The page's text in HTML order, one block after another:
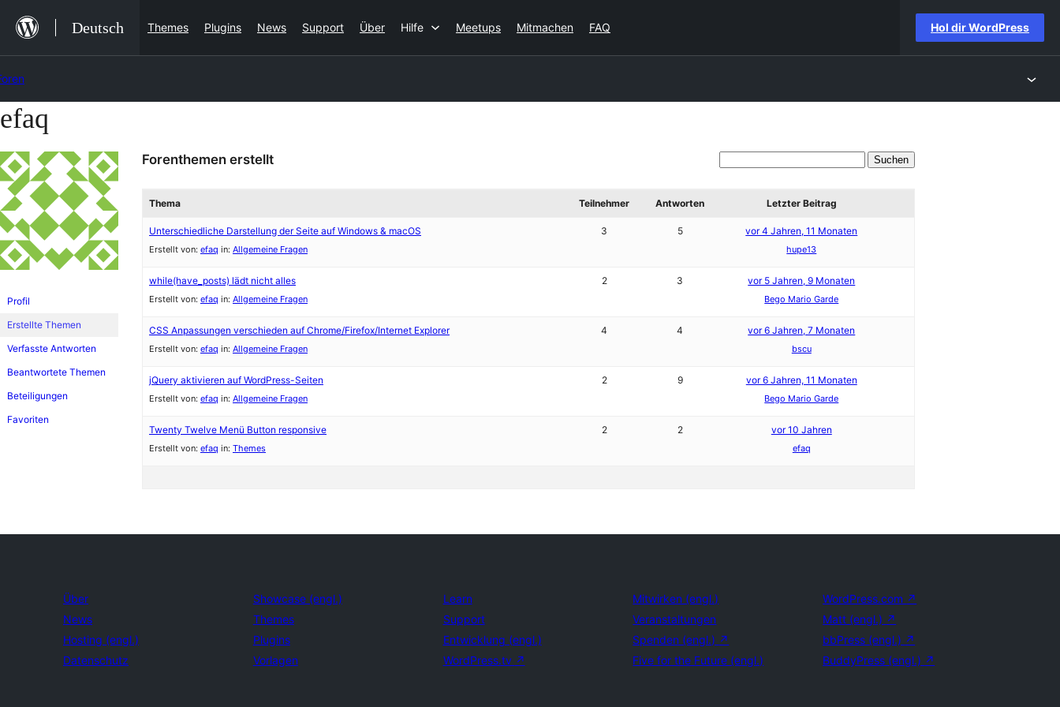
Inhalt
springen
Deutsch Themes Plugins News Support Über Hilfe Meetups Mitmachen FAQ Hol dir WordPress
Zum
springen
efaq
Profil
Erstellte Themen
Verfasste Antworten
Beantwortete Themen
Beteiligungen
Favoriten
Forenthemen erstellt
Thema Teilnehmer Antworten Letzter Beitrag
Unterschiedliche Darstellung der Seite auf Windows & macOS
Erstellt von: efaq in: Allgemeine Fragen
3 5 vor 4 Jahren, 11 Monaten
hupe13
while(have_posts) lädt nicht alles
Erstellt von: efaq in: Allgemeine Fragen
2 3 vor 5 Jahren, 9 Monaten
Bego Mario Garde
CSS Anpassungen verschieden auf Chrome/Firefox/Internet Explorer
Erstellt von: efaq in: Allgemeine Fragen
4 4 vor 6 Jahren, 7 Monaten
bscu
jQuery aktivieren auf WordPress-Seiten
Erstellt von: efaq in: Allgemeine Fragen
2 9 vor 6 Jahren, 11 Monaten
Bego Mario Garde
Twenty Twelve Menü Button responsive
Erstellt von: efaq in: Themes
2 2 vor 10 Jahren
efaq
Über
News
Hosting (engl.)
Datenschutz
Showcase (engl.)
Themes
Plugins
Vorlagen
Learn
Support
Entwicklung (engl.)
WordPress.tv ↗
Mitwirken (engl.)
Veranstaltungen
Spenden (engl.) ↗
Five for the Future (engl.)
WordPress.com ↗
Matt (engl.) ↗
bbPress (engl.) ↗
BuddyPress (engl.) ↗